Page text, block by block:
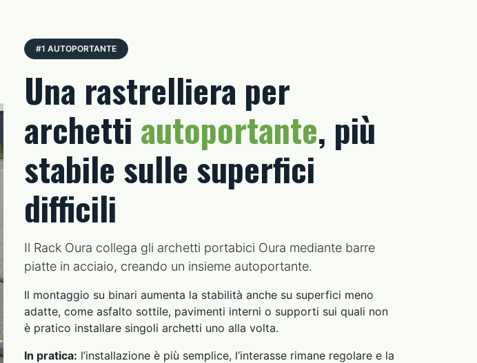
#1 AUTOPORTANTE
Una rastrelliera per
archetti autoportante, più
stabile sulle superfici
difficili
Il Rack Oura collega gli archetti portabici Oura mediante barre
piatte in acciaio, creando un insieme autoportante.
Il montaggio su binari aumenta la stabilità anche su superfici meno
adatte, come asfalto sottile, pavimenti interni o supporti sui quali non
è pratico installare singoli archetti uno alla volta.
In pratica: l’installazione è più semplice, l’interasse rimane regolare e la